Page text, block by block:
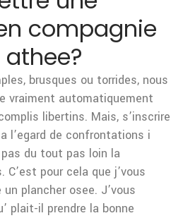
compagnie
brusques ou torrides, nous
vraiment automatiquement
libertins. Mais, s’inscrire
l’egard de confrontations i
du tout pas loin la
pour cela que j’vous
plancher osee. J’vous
plait-il prendre la bonne